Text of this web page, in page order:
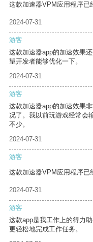
这款加速器VPM应用程序已
2024-07-31
游客
这款加速器app的加速效果
望开发者能够优化一下。
2024-07-31
游客
这款加速器app的加速效果
况了。我以前玩游戏经常会
不少。
2024-07-31
游客
这款加速器VPM应用程序已
2024-07-31
游客
这款app是我工作上的得力
更轻松地完成工作任务。